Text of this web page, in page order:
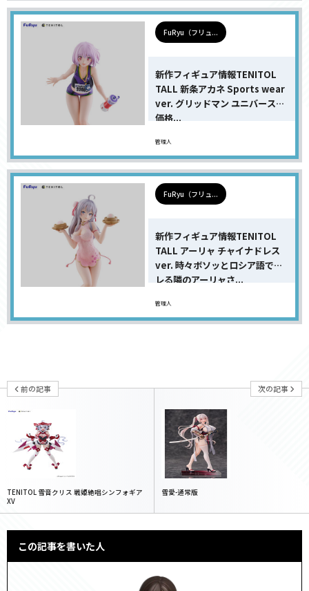
FuRyu（フリュ...
新作フィギュア情報TENITOL
TALL 新条アカネ Sports wear
ver. グリッドマン ユニバースの
価格...
管理人
FuRyu（フリュ...
新作フィギュア情報TENITOL
TALL アーリャ チャイナドレス
ver. 時々ボソッとロシア語でデ
レる隣のアーリャさ...
管理人
前の記事
TENITOL 雪音クリス 戦姫絶唱シンフォギア
XV
次の記事
雪愛-通常版
この記事を書いた人